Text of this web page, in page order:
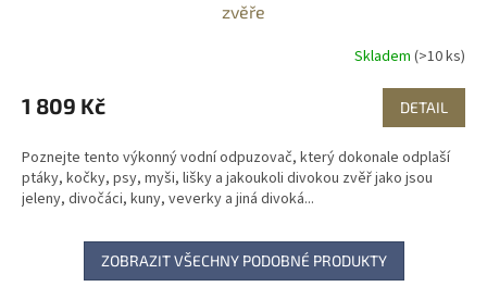
zvěře
Skladem (>10 ks)
1 809 Kč DETAIL
Poznejte tento výkonný vodní odpuzovač, který dokonale odplaší
ptáky, kočky, psy, myši, lišky a jakoukoli divokou zvěř jako jsou
jeleny, divočáci, kuny, veverky a jiná divoká...
ZOBRAZIT VŠECHNY PODOBNÉ PRODUKTY